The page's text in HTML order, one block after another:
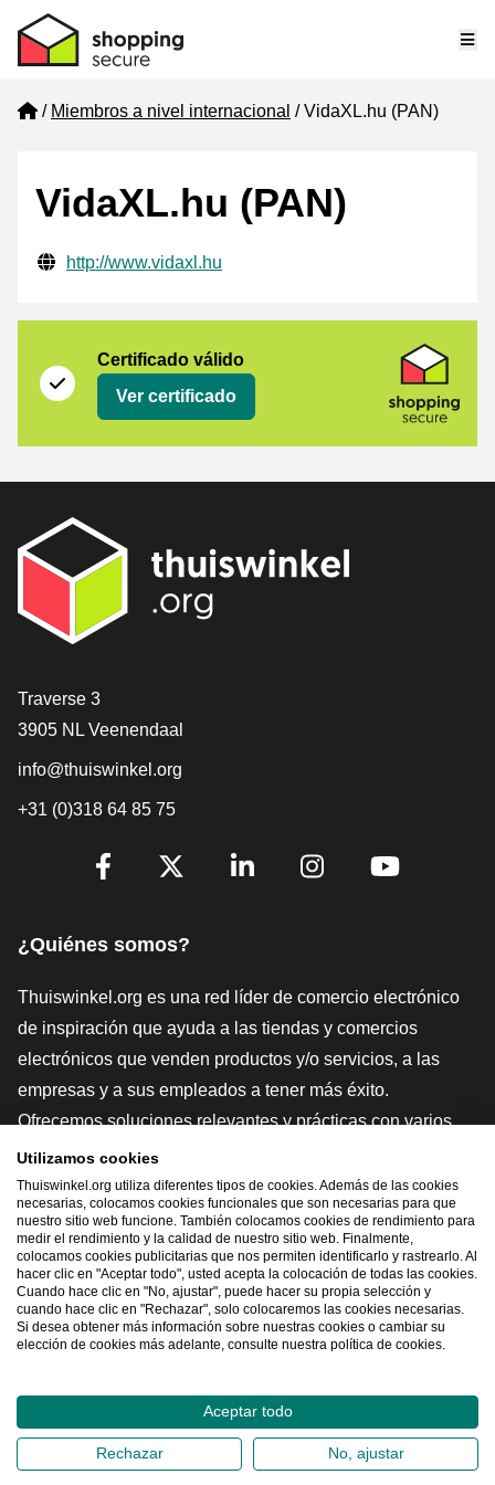
Home
Miembros a nivel internacional VidaXL.hu (PAN)
VidaXL.hu (PAN)
Información de contacto verificada
Website URL
http://www.vidaxl.hu
Certificado válido
Ver certificado
[_General:Contact]
Traverse 3
3905 NL Veenendaal
info@thuiswinkel.org
+31 (0)318 64 85 75
[_General:SocialMediaTitle]
¿Quiénes somos?
Thuiswinkel.org es una red líder de comercio electrónico
de inspiración que ayuda a las tiendas y comercios
electrónicos que venden productos y/o servicios, a las
empresas y a sus empleados a tener más éxito.
Ofrecemos soluciones relevantes y prácticas con varios
sellos de confianza, Thuiswinkel Reviews, herramientas y
asesoramiento jurídico, defensa, estudios de mercado, y
tenemos nuestra propia plataforma educativa, la
Thuiswinkel e-Academy.
Navegar rápidamente
2026©Thuiswinkel.org
Declaración de privacidad Declaración sobre las cookies
Utilizamos cookies
Thuiswinkel.org utiliza diferentes tipos de cookies. Además de las cookies
necesarias, colocamos cookies funcionales que son necesarias para que
nuestro sitio web funcione. También colocamos cookies de rendimiento para
medir el rendimiento y la calidad de nuestro sitio web. Finalmente,
colocamos cookies publicitarias que nos permiten identificarlo y rastrearlo. Al
hacer clic en "Aceptar todo", usted acepta la colocación de todas las cookies.
Cuando hace clic en "No, ajustar", puede hacer su propia selección y
cuando hace clic en "Rechazar", solo colocaremos las cookies necesarias.
Si desea obtener más información sobre nuestras cookies o cambiar su
elección de cookies más adelante, consulte nuestra política de cookies.
Aceptar todo
Rechazar No, ajustar